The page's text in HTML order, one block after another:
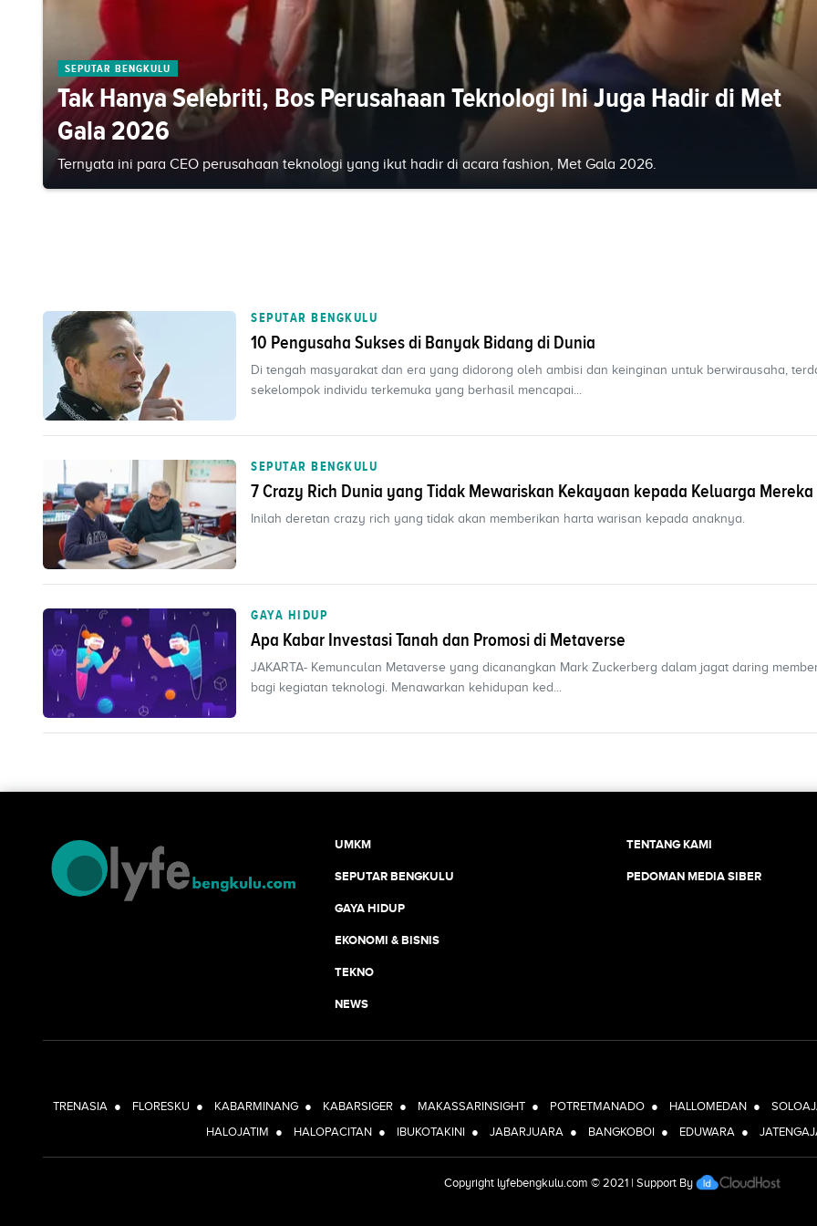
SEPUTAR BENGKULU
Tak Hanya Selebriti, Bos Perusahaan Teknologi Ini Juga Hadir di Met
Gala 2026
Ternyata ini para CEO perusahaan teknologi yang ikut hadir di acara fashion, Met Gala 2026.
SEPUTAR BENGKULU
10 Pengusaha Sukses di Banyak Bidang di Dunia
Di tengah masyarakat dan era yang didorong oleh ambisi dan keinginan untuk berwirausaha,
sekelompok individu terkemuka yang berhasil mencapai...
SEPUTAR BENGKULU
7 Crazy Rich Dunia yang Tidak Mewariskan Kekayaan kepada Keluarga Mereka
Inilah deretan crazy rich yang tidak akan memberikan harta warisan kepada anaknya.
GAYA HIDUP
Apa Kabar Investasi Tanah dan Promosi di Metaverse
JAKARTA- Kemunculan Metaverse yang dicanangkan Mark Zuckerberg dalam jagat daring
bagi kegiatan teknologi. Menawarkan kehidupan ked...
UMKM
SEPUTAR BENGKULU
GAYA HIDUP
EKONOMI & BISNIS
TEKNO
NEWS
TENTANG KAMI
PEDOMAN MEDIA SIBER
TRENASIA ● FLORESKU ● KABARMINANG ● KABARSIGER ● MAKASSARINSIGHT ● POTRETMANADO ● HALLOMEDAN ●
HALOJATIM ● HALOPACITAN ● IBUKOTAKINI ● JABARJUARA ● BANGKOBOI ● EDUWARA ●
Copyright lyfebengkulu.com © 2021 | Support By